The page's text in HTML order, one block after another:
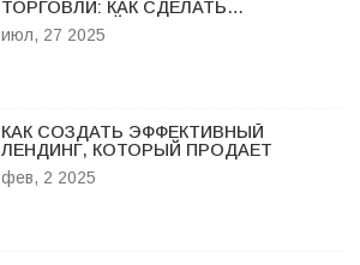
ТОРГОВЛИ: КАК СДЕЛАТЬ
ПРАВИЛЬНЫЙ ВЫБОР В 2025
июл, 27 2025
КАК СОЗДАТЬ ЭФФЕКТИВНЫЙ
ЛЕНДИНГ, КОТОРЫЙ ПРОДАЕТ
фев, 2 2025